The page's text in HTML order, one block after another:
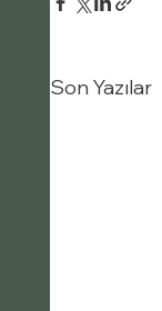
Son Yazılar